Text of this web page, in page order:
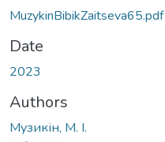
MuzykinBibikZaitseva65.pdf
Date
2023
Authors
Музикін, М. І.